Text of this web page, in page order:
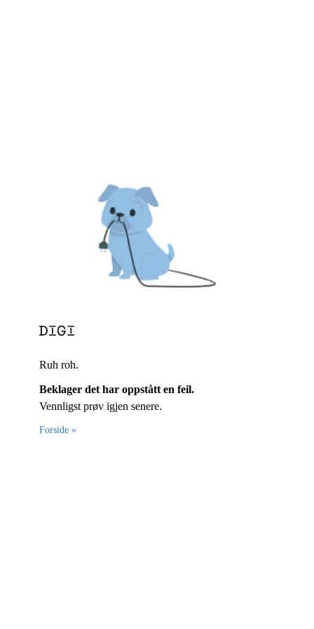
Ruh roh.
Beklager det har oppstått en feil.
Vennligst prøv igjen senere.
Forside »